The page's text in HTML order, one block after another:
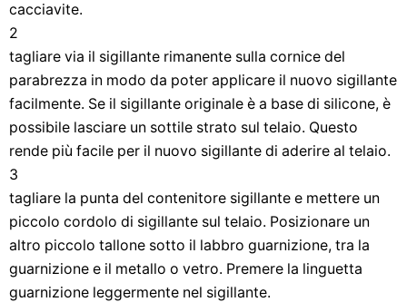
cacciavite.
2
tagliare via il sigillante rimanente sulla cornice del
parabrezza in modo da poter applicare il nuovo sigillante
facilmente. Se il sigillante originale è a base di silicone, è
possibile lasciare un sottile strato sul telaio. Questo
rende più facile per il nuovo sigillante di aderire al telaio.
3
tagliare la punta del contenitore sigillante e mettere un
piccolo cordolo di sigillante sul telaio. Posizionare un
altro piccolo tallone sotto il labbro guarnizione, tra la
guarnizione e il metallo o vetro. Premere la linguetta
guarnizione leggermente nel sigillante.